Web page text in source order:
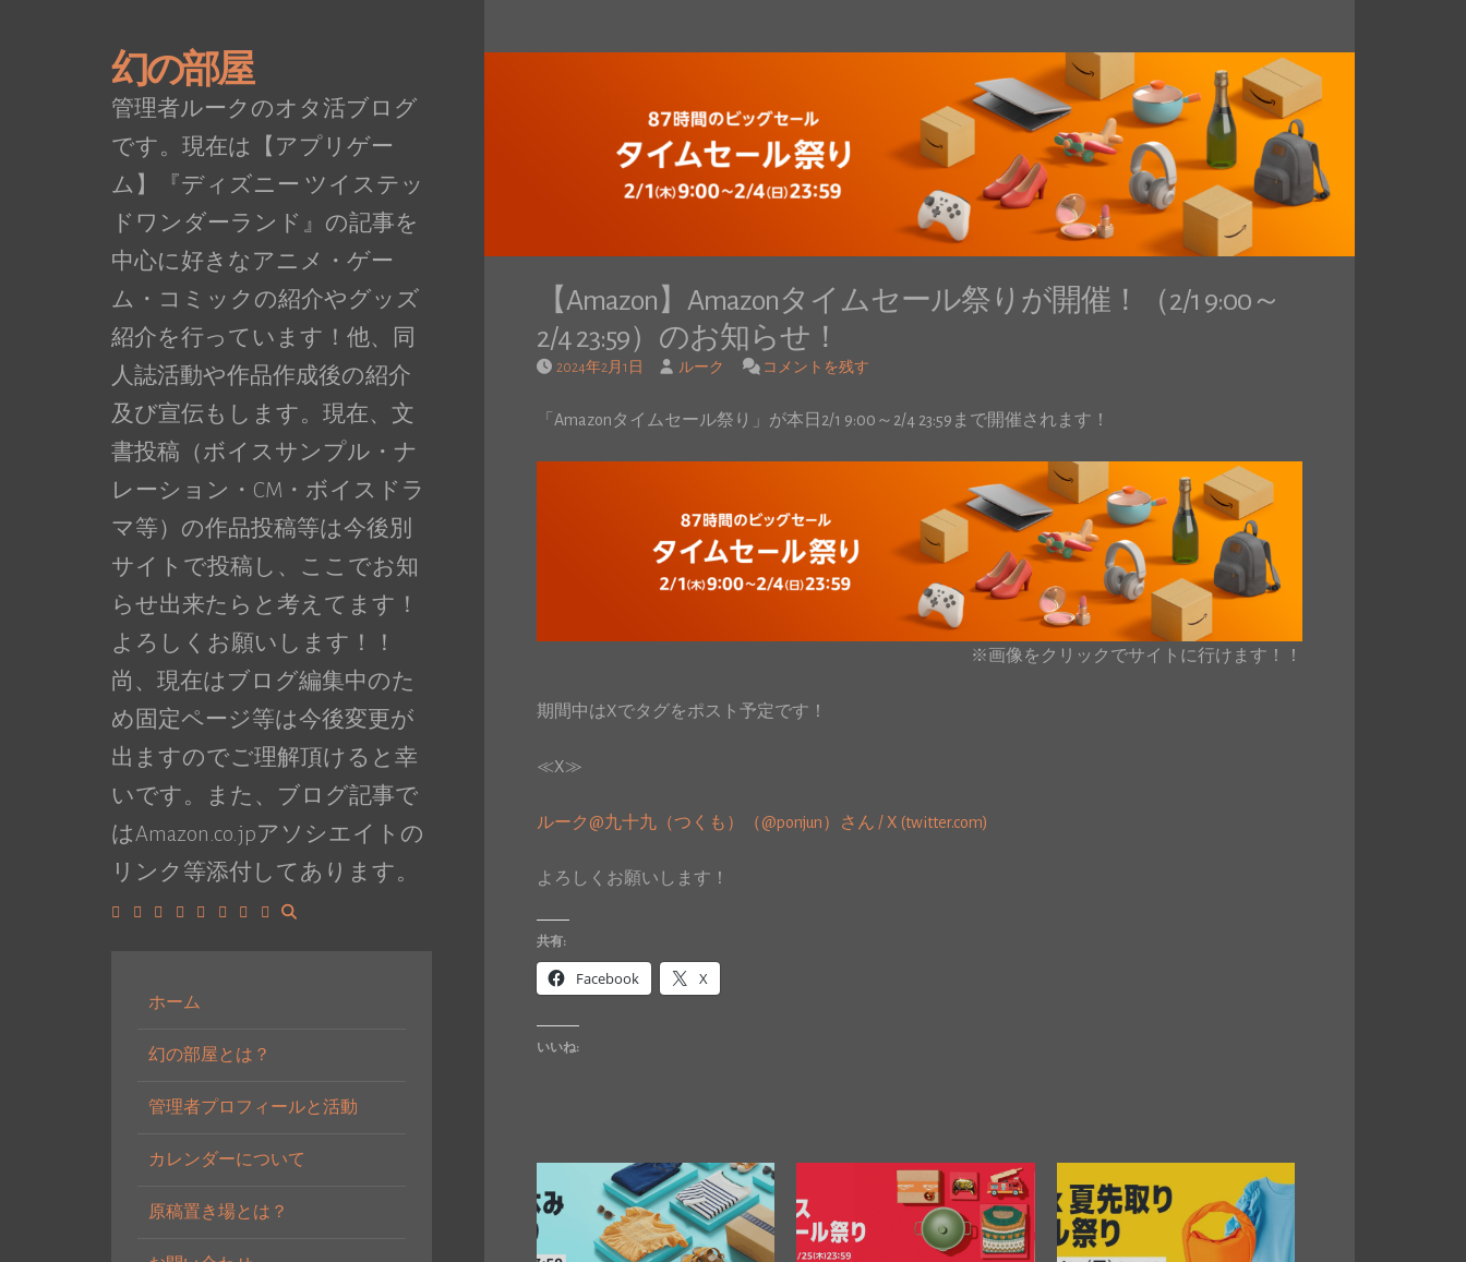
幻の部屋
管理者ルークのオタ活ブログ
です。現在は【アプリゲー
ム】『ディズニー ツイステッ
ドワンダーランド』の記事を
中心に好きなアニメ・ゲー
ム・コミックの紹介やグッズ
紹介を行っています！他、同
人誌活動や作品作成後の紹介
及び宣伝もします。現在、文
書投稿（ボイスサンプル・ナ
レーション・CM・ボイスドラ
マ等）の作品投稿等は今後別
サイトで投稿し、ここでお知
らせ出来たらと考えてます！
よろしくお願いします！！
尚、現在はブログ編集中のた
め固定ページ等は今後変更が
出ますのでご理解頂けると幸
いです。また、ブログ記事で
はAmazon.co.jpアソシエイトの
リンク等添付してあります。
ホーム
幻の部屋とは？
管理者プロフィールと活動
カレンダーについて
原稿置き場とは？
【Amazon】Amazonタイムセール祭りが開催！（2/1 9:00～
2/4 23:59）のお知らせ！
2024年2月1日 ルーク コメントを残す
「Amazonタイムセール祭り」が本日2/1 9:00～2/4 23:59まで開催されます！
※画像をクリックでサイトに行けます！！
期間中はXでタグをポスト予定です！
≪X≫
ルーク@九十九（つくも）（@ponjun）さん / X (twitter.com)
よろしくお願いします！
共有:
Facebook X
いいね: